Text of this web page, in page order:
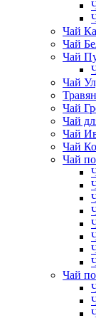
Чай
Чай
Чай
Чай
Чай
Чай
Чай
Чай
Чай
Чай по